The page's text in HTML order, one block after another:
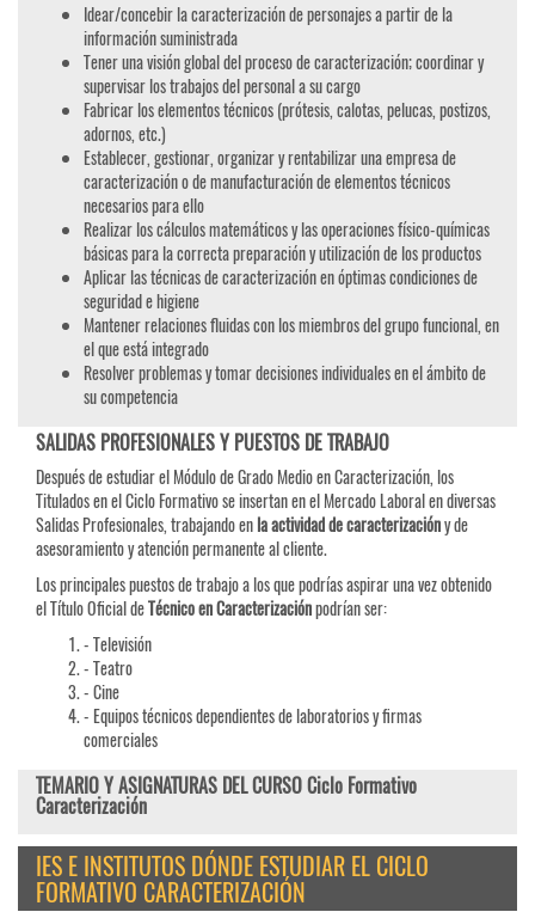
Idear/concebir la caracterización de personajes a partir de la
información suministrada
Tener una visión global del proceso de caracterización; coordinar y
supervisar los trabajos del personal a su cargo
Fabricar los elementos técnicos (prótesis, calotas, pelucas, postizos,
adornos, etc.)
Establecer, gestionar, organizar y rentabilizar una empresa de
caracterización o de manufacturación de elementos técnicos
necesarios para ello
Realizar los cálculos matemáticos y las operaciones físico-químicas
básicas para la correcta preparación y utilización de los productos
Aplicar las técnicas de caracterización en óptimas condiciones de
seguridad e higiene
Mantener relaciones fluidas con los miembros del grupo funcional, en
el que está integrado
Resolver problemas y tomar decisiones individuales en el ámbito de
su competencia
SALIDAS PROFESIONALES Y PUESTOS DE TRABAJO
Después de estudiar el Módulo de Grado Medio en Caracterización, los
Titulados en el Ciclo Formativo se insertan en el Mercado Laboral en diversas
Salidas Profesionales, trabajando enla actividad de caracterizacióny de
asesoramiento y atención permanente al cliente.
Los principales puestos de trabajo a los que podrías aspirar una vez obtenido
el Título Oficial deTécnico en Caracterizaciónpodrían ser:
- Televisión
- Teatro
- Cine
- Equipos técnicos dependientes de laboratorios y firmas
comerciales
TEMARIO Y ASIGNATURAS DEL CURSO Ciclo Formativo
Caracterización
IES E INSTITUTOS DÓNDE ESTUDIAR EL CICLO
FORMATIVO CARACTERIZACIÓN